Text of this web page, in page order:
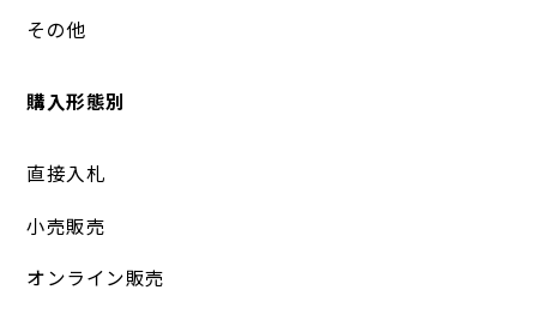
その他
購入形態別
直接入札
小売販売
オンライン販売